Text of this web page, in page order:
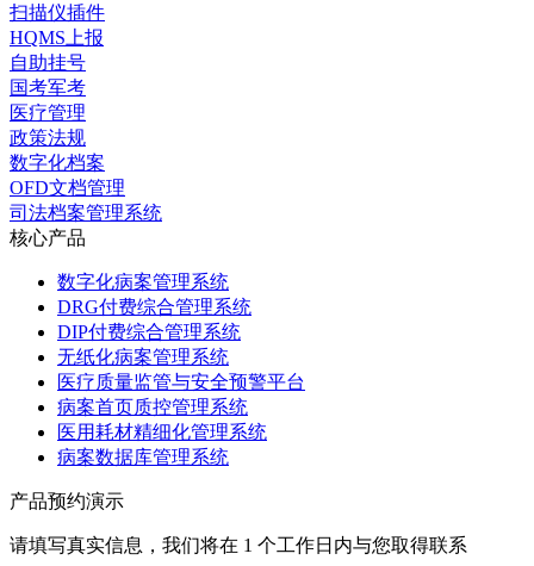
扫描仪插件
HQMS上报
自助挂号
国考军考
医疗管理
政策法规
数字化档案
OFD文档管理
司法档案管理系统
核心产品
数字化病案管理系统
DRG付费综合管理系统
DIP付费综合管理系统
无纸化病案管理系统
医疗质量监管与安全预警平台
病案首页质控管理系统
医用耗材精细化管理系统
病案数据库管理系统
产品预约演示
请填写真实信息，我们将在 1 个工作日内与您取得联系